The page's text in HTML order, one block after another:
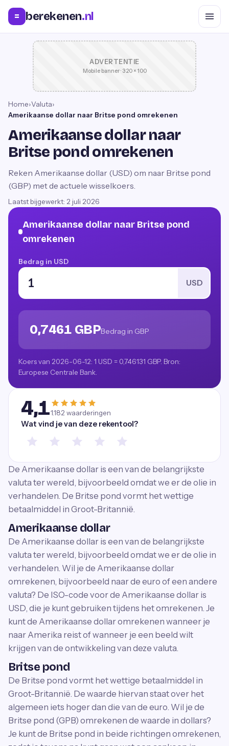
= berekenen.nl
ADVERTENTIE
Mobile banner · 320 × 100
Home›Valuta›
Amerikaanse dollar naar Britse pond omrekenen
Amerikaanse dollar naar
Britse pond omrekenen
Reken Amerikaanse dollar (USD) om naar Britse pond
(GBP) met de actuele wisselkoers.
Laatst bijgewerkt: 2 juli 2026
Amerikaanse dollar naar Britse pond
omrekenen
Bedrag in USD
USD
0,7461 GBPBedrag in GBP
Koers van 2026-06-12: 1 USD = 0,746131 GBP. Bron:
Europese Centrale Bank.
4,11.182 waarderingen
Wat vind je van deze rekentool?
De Amerikaanse dollar is een van de belangrijkste
valuta ter wereld, bijvoorbeeld omdat we er de olie in
verhandelen. De Britse pond vormt het wettige
betaalmiddel in Groot-Britannië.
Amerikaanse dollar
De Amerikaanse dollar is een van de belangrijkste
valuta ter wereld, bijvoorbeeld omdat we er de olie in
verhandelen. Wil je de Amerikaanse dollar
omrekenen, bijvoorbeeld naar de euro of een andere
valuta? De ISO-code voor de Amerikaanse dollar is
USD, die je kunt gebruiken tijdens het omrekenen. Je
kunt de Amerikaanse dollar omrekenen wanneer je
naar Amerika reist of wanneer je een beeld wilt
krijgen van de ontwikkeling van deze valuta.
Britse pond
De Britse pond vormt het wettige betaalmiddel in
Groot-Britannië. De waarde hiervan staat over het
algemeen iets hoger dan die van de euro. Wil je de
Britse pond (GPB) omrekenen de waarde in dollars?
Je kunt de Britse pond in beide richtingen omrekenen,